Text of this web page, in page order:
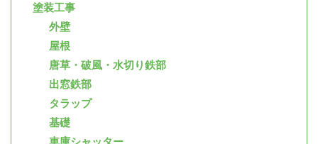
塗装工事
外壁
屋根
唐草・破風・水切り鉄部
出窓鉄部
タラップ
基礎
車庫シャッター